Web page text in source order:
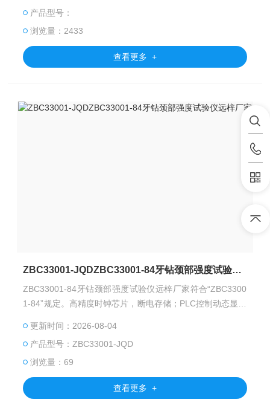
产品型号：
浏览量：2433
查看更多 +
ZBC33001-JQDZBC33001-84牙钻颈部强度试验仪远梓厂家
ZBC33001-84牙钻颈部强度试验仪远梓厂家符合“ZBC3300
1-84”规定。高精度时钟芯片，断电存储；PLC控制动态显示
更新时间：2026-08-04
产品型号：ZBC33001-JQD
浏览量：69
查看更多 +